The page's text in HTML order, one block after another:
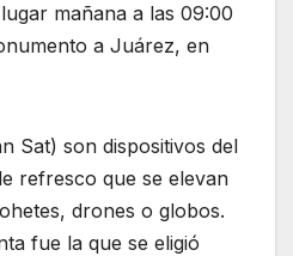
mañana a las 09:00
a Juárez, en
Sat) son dispositivos del
refresco que se elevan
drones o globos.
fue la que se eligió